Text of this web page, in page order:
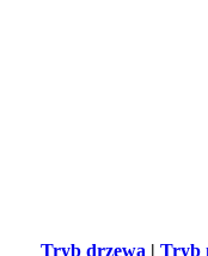
Tryb drzewa | Tryb